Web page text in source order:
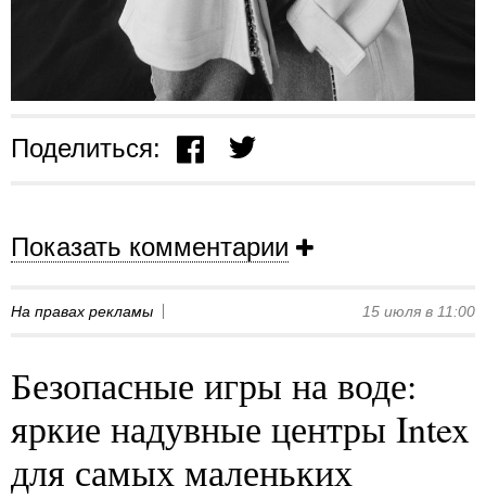
Поделиться:
Показать комментарии
На правах рекламы 15 июля в 11:00
Безопасные игры на воде:
яркие надувные центры Intex
для самых маленьких